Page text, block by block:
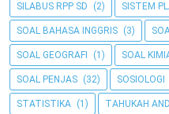
SILABUS RPP SD (2) SISTEM
SOAL BAHASA INGGRIS (3)
SOAL GEOGRAFI (1) SOAL
SOAL PENJAS (32) SOSIOLOGI
STATISTIKA (1) TAHUKAH